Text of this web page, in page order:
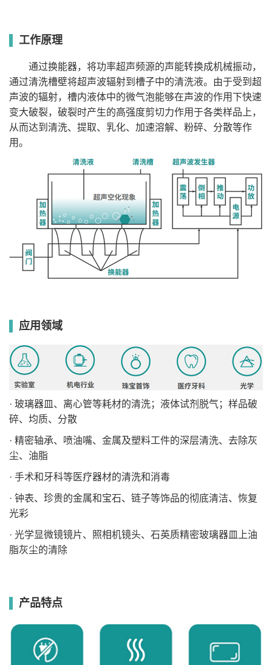
工作原理
通过换能器，将功率超声频源的声能转换成机械振动，
通过清洗槽壁将超声波辐射到槽子中的清洗液。由于受到超
声波的辐射，槽内液体中的微气泡能够在声波的作用下快速
变大破裂，破裂时产生的高强度剪切力作用于各类样品上，
从而达到清洗、提取、乳化、加速溶解、粉碎、分散等作
用。
应用领域
· 玻璃器皿、离心管等耗材的清洗；液体试剂脱气；样品破
碎、均质、分散
· 精密轴承、喷油嘴、金属及塑料工件的深层清洗、去除灰
尘、油脂
· 手术和牙科等医疗器材的清洗和消毒
· 钟表、珍贵的金属和宝石、链子等饰品的彻底清洁、恢复
光彩
· 光学显微镜镜片、照相机镜头、石英质精密玻璃器皿上油
脂灰尘的清除
产品特点